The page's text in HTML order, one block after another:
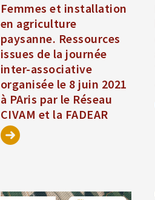
Femmes et installation
en agriculture
paysanne. Ressources
issues de la journée
inter-associative
organisée le 8 juin 2021
à PAris par le Réseau
CIVAM et la FADEAR